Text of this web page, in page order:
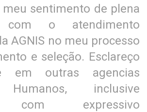
sentimento de plena
com o atendimento
AGNIS no meu processo
e seleção. Esclareço
em outras agencias
Humanos, inclusive
com expressivo